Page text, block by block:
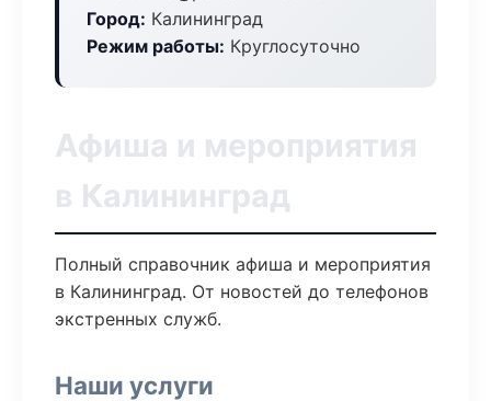
Город: Калининград
Режим работы: Круглосуточно
Афиша и мероприятия
в Калининград
Полный справочник афиша и мероприятия
в Калининград. От новостей до телефонов
экстренных служб.
Наши услуги